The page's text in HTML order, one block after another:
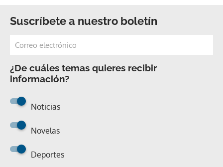
Suscríbete a nuestro boletín
¿De cuáles temas quieres recibir
información?
Noticias
Novelas
Deportes